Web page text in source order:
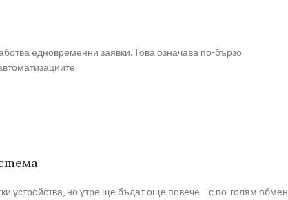
едновременни заявки. Това означава по-бързо
устройства, но утре ще бъдат още повече – с по-голям обмен